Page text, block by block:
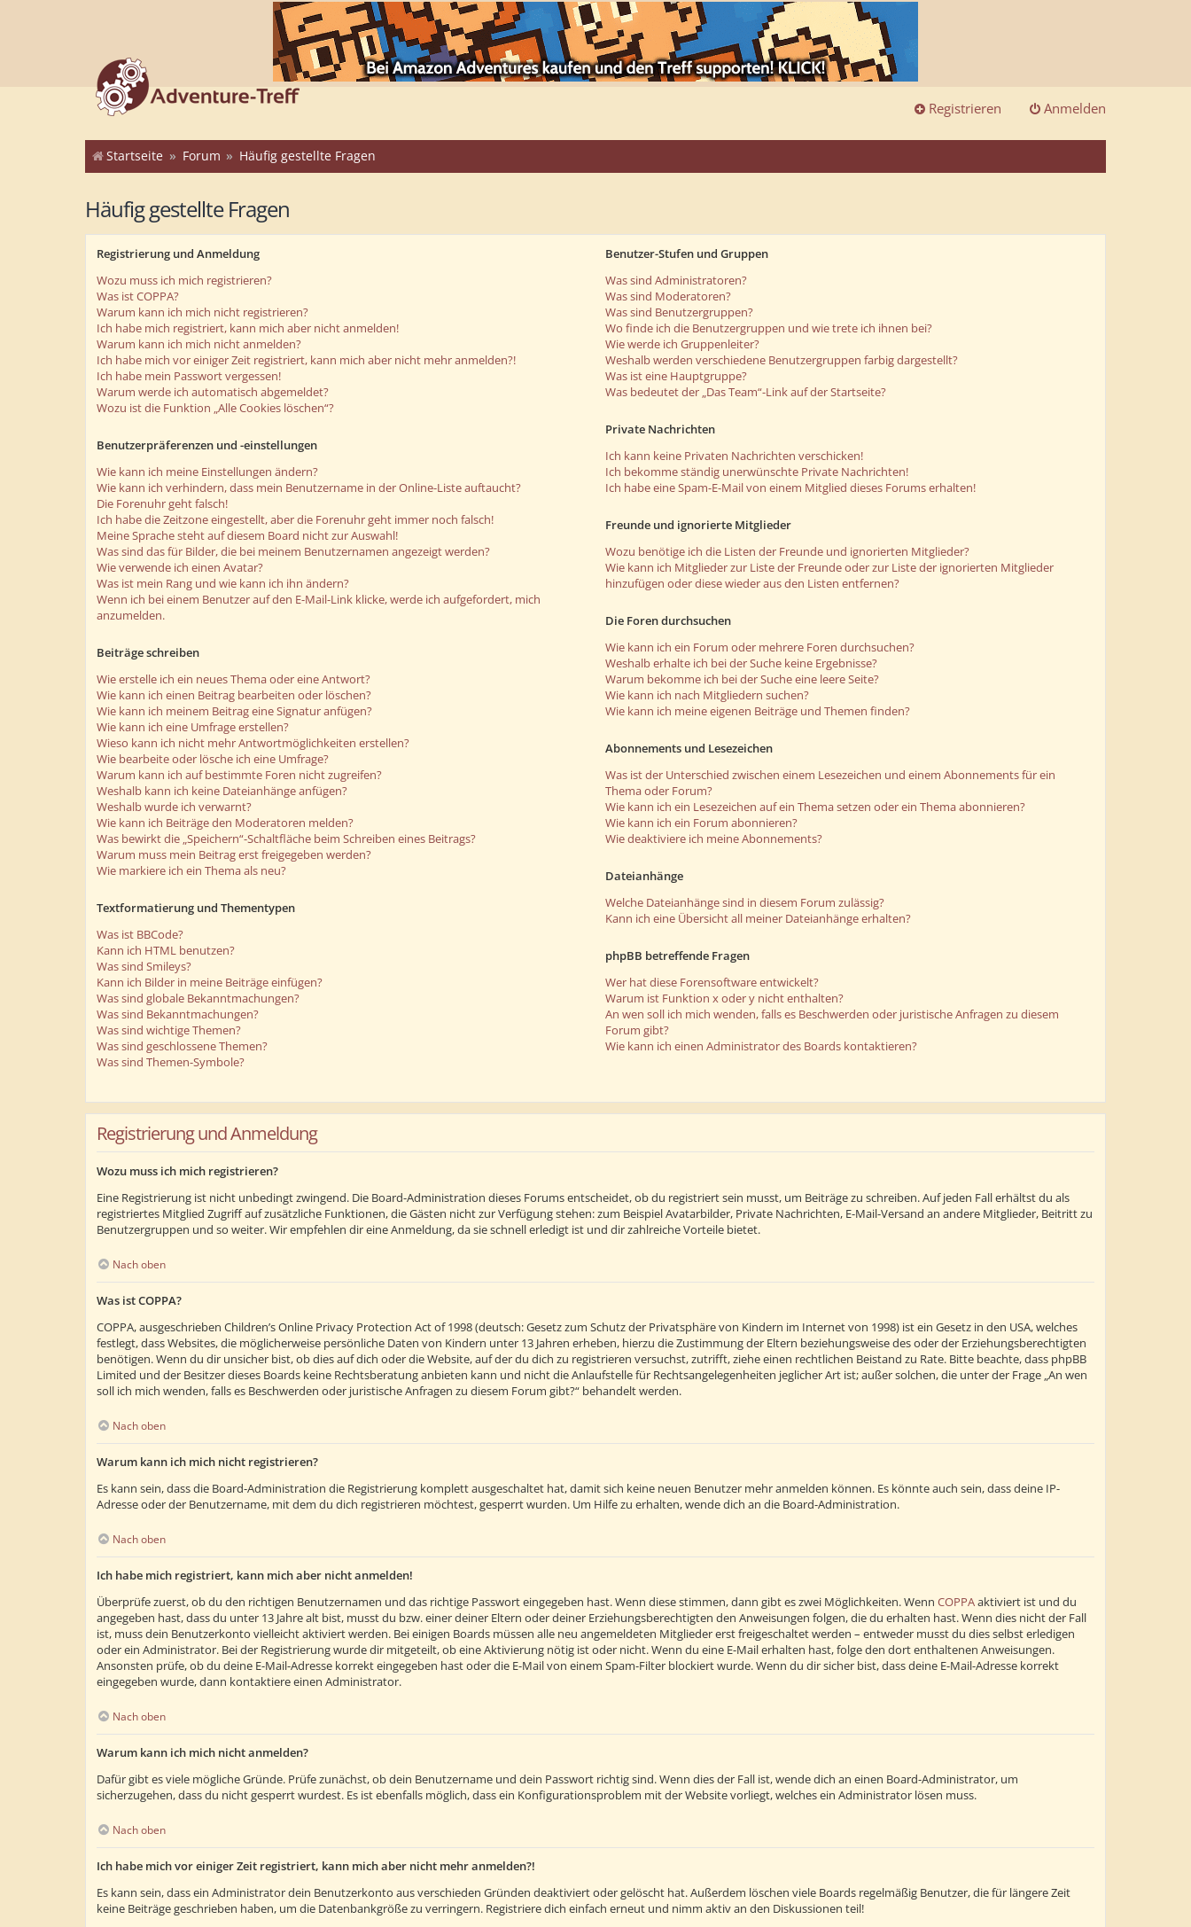
Anmelden
Registrieren
Startseite Forum Häufig gestellte Fragen
Häufig gestellte Fragen
Registrierung und Anmeldung
Wozu muss ich mich registrieren?
Was ist COPPA?
Warum kann ich mich nicht registrieren?
Ich habe mich registriert, kann mich aber nicht anmelden!
Warum kann ich mich nicht anmelden?
Ich habe mich vor einiger Zeit registriert, kann mich aber nicht mehr anmelden?!
Ich habe mein Passwort vergessen!
Warum werde ich automatisch abgemeldet?
Wozu ist die Funktion „Alle Cookies löschen“?
Benutzerpräferenzen und -einstellungen
Wie kann ich meine Einstellungen ändern?
Wie kann ich verhindern, dass mein Benutzername in der Online-Liste auftaucht?
Die Forenuhr geht falsch!
Ich habe die Zeitzone eingestellt, aber die Forenuhr geht immer noch falsch!
Meine Sprache steht auf diesem Board nicht zur Auswahl!
Was sind das für Bilder, die bei meinem Benutzernamen angezeigt werden?
Wie verwende ich einen Avatar?
Was ist mein Rang und wie kann ich ihn ändern?
Wenn ich bei einem Benutzer auf den E-Mail-Link klicke, werde ich aufgefordert, mich
anzumelden.
Beiträge schreiben
Wie erstelle ich ein neues Thema oder eine Antwort?
Wie kann ich einen Beitrag bearbeiten oder löschen?
Wie kann ich meinem Beitrag eine Signatur anfügen?
Wie kann ich eine Umfrage erstellen?
Wieso kann ich nicht mehr Antwortmöglichkeiten erstellen?
Wie bearbeite oder lösche ich eine Umfrage?
Warum kann ich auf bestimmte Foren nicht zugreifen?
Weshalb kann ich keine Dateianhänge anfügen?
Weshalb wurde ich verwarnt?
Wie kann ich Beiträge den Moderatoren melden?
Was bewirkt die „Speichern“-Schaltfläche beim Schreiben eines Beitrags?
Warum muss mein Beitrag erst freigegeben werden?
Wie markiere ich ein Thema als neu?
Textformatierung und Thementypen
Was ist BBCode?
Kann ich HTML benutzen?
Was sind Smileys?
Kann ich Bilder in meine Beiträge einfügen?
Was sind globale Bekanntmachungen?
Was sind Bekanntmachungen?
Was sind wichtige Themen?
Was sind geschlossene Themen?
Was sind Themen-Symbole?
Benutzer-Stufen und Gruppen
Was sind Administratoren?
Was sind Moderatoren?
Was sind Benutzergruppen?
Wo finde ich die Benutzergruppen und wie trete ich ihnen bei?
Wie werde ich Gruppenleiter?
Weshalb werden verschiedene Benutzergruppen farbig dargestellt?
Was ist eine Hauptgruppe?
Was bedeutet der „Das Team“-Link auf der Startseite?
Private Nachrichten
Ich kann keine Privaten Nachrichten verschicken!
Ich bekomme ständig unerwünschte Private Nachrichten!
Ich habe eine Spam-E-Mail von einem Mitglied dieses Forums erhalten!
Freunde und ignorierte Mitglieder
Wozu benötige ich die Listen der Freunde und ignorierten Mitglieder?
Wie kann ich Mitglieder zur Liste der Freunde oder zur Liste der ignorierten Mitglieder
hinzufügen oder diese wieder aus den Listen entfernen?
Die Foren durchsuchen
Wie kann ich ein Forum oder mehrere Foren durchsuchen?
Weshalb erhalte ich bei der Suche keine Ergebnisse?
Warum bekomme ich bei der Suche eine leere Seite?
Wie kann ich nach Mitgliedern suchen?
Wie kann ich meine eigenen Beiträge und Themen finden?
Abonnements und Lesezeichen
Was ist der Unterschied zwischen einem Lesezeichen und einem Abonnements für ein
Thema oder Forum?
Wie kann ich ein Lesezeichen auf ein Thema setzen oder ein Thema abonnieren?
Wie kann ich ein Forum abonnieren?
Wie deaktiviere ich meine Abonnements?
Dateianhänge
Welche Dateianhänge sind in diesem Forum zulässig?
Kann ich eine Übersicht all meiner Dateianhänge erhalten?
phpBB betreffende Fragen
Wer hat diese Forensoftware entwickelt?
Warum ist Funktion x oder y nicht enthalten?
An wen soll ich mich wenden, falls es Beschwerden oder juristische Anfragen zu diesem
Forum gibt?
Wie kann ich einen Administrator des Boards kontaktieren?
Registrierung und Anmeldung
Wozu muss ich mich registrieren?
Eine Registrierung ist nicht unbedingt zwingend. Die Board-Administration dieses Forums entscheidet, ob du registriert sein musst, um Beiträge zu schreiben. Auf jeden Fall erhältst du als
registriertes Mitglied Zugriff auf zusätzliche Funktionen, die Gästen nicht zur Verfügung stehen: zum Beispiel Avatarbilder, Private Nachrichten, E-Mail-Versand an andere Mitglieder, Beitritt zu
Benutzergruppen und so weiter. Wir empfehlen dir eine Anmeldung, da sie schnell erledigt ist und dir zahlreiche Vorteile bietet.
Nach oben
Was ist COPPA?
COPPA, ausgeschrieben Children’s Online Privacy Protection Act of 1998 (deutsch: Gesetz zum Schutz der Privatsphäre von Kindern im Internet von 1998) ist ein Gesetz in den USA, welches
festlegt, dass Websites, die möglicherweise persönliche Daten von Kindern unter 13 Jahren erheben, hierzu die Zustimmung der Eltern beziehungsweise des oder der Erziehungsberechtigten
benötigen. Wenn du dir unsicher bist, ob dies auf dich oder die Website, auf der du dich zu registrieren versuchst, zutrifft, ziehe einen rechtlichen Beistand zu Rate. Bitte beachte, dass phpBB
Limited und der Besitzer dieses Boards keine Rechtsberatung anbieten kann und nicht die Anlaufstelle für Rechtsangelegenheiten jeglicher Art ist; außer solchen, die unter der Frage „An wen
soll ich mich wenden, falls es Beschwerden oder juristische Anfragen zu diesem Forum gibt?“ behandelt werden.
Nach oben
Warum kann ich mich nicht registrieren?
Es kann sein, dass die Board-Administration die Registrierung komplett ausgeschaltet hat, damit sich keine neuen Benutzer mehr anmelden können. Es könnte auch sein, dass deine IP-
Adresse oder der Benutzername, mit dem du dich registrieren möchtest, gesperrt wurden. Um Hilfe zu erhalten, wende dich an die Board-Administration.
Nach oben
Ich habe mich registriert, kann mich aber nicht anmelden!
Überprüfe zuerst, ob du den richtigen Benutzernamen und das richtige Passwort eingegeben hast. Wenn diese stimmen, dann gibt es zwei Möglichkeiten. Wenn COPPAaktiviert ist und du
angegeben hast, dass du unter 13 Jahre alt bist, musst du bzw. einer deiner Eltern oder deiner Erziehungsberechtigten den Anweisungen folgen, die du erhalten hast. Wenn dies nicht der Fall
ist, muss dein Benutzerkonto vielleicht aktiviert werden. Bei einigen Boards müssen alle neu angemeldeten Mitglieder erst freigeschaltet werden – entweder musst du dies selbst erledigen
oder ein Administrator. Bei der Registrierung wurde dir mitgeteilt, ob eine Aktivierung nötig ist oder nicht. Wenn du eine E-Mail erhalten hast, folge den dort enthaltenen Anweisungen.
Ansonsten prüfe, ob du deine E-Mail-Adresse korrekt eingegeben hast oder die E-Mail von einem Spam-Filter blockiert wurde. Wenn du dir sicher bist, dass deine E-Mail-Adresse korrekt
eingegeben wurde, dann kontaktiere einen Administrator.
Nach oben
Warum kann ich mich nicht anmelden?
Dafür gibt es viele mögliche Gründe. Prüfe zunächst, ob dein Benutzername und dein Passwort richtig sind. Wenn dies der Fall ist, wende dich an einen Board-Administrator, um
sicherzugehen, dass du nicht gesperrt wurdest. Es ist ebenfalls möglich, dass ein Konfigurationsproblem mit der Website vorliegt, welches ein Administrator lösen muss.
Nach oben
Ich habe mich vor einiger Zeit registriert, kann mich aber nicht mehr anmelden?!
Es kann sein, dass ein Administrator dein Benutzerkonto aus verschieden Gründen deaktiviert oder gelöscht hat. Außerdem löschen viele Boards regelmäßig Benutzer, die für längere Zeit
keine Beiträge geschrieben haben, um die Datenbankgröße zu verringern. Registriere dich einfach erneut und nimm aktiv an den Diskussionen teil!